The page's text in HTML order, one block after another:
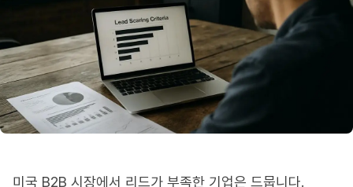
미국 B2B 시장에서 리드가 부족한 기업은 드뭅니다.